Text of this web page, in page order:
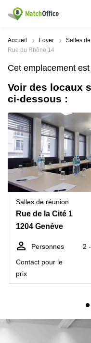
Rechercher / publier
Pages
de
Bureau
Centre
d'affaires
Coworking
Salle
de
réunion
Bureau
virtuel
Villes
Populaires
Location
bureau
Bureau
à louer
Genève
Bureau à
louer
Lausanne
Coworking
Zurich
Genève
Coworking
Coworking
Basel
Coworking
Recherches
populaires
Voie du
Chariot 3
Place de
la Gare
12
Lausanne
Rue du
Pré-de-
la-
1
Genève
Rue de
1
Place
Aide
Qui sommes-nous?
Publier un local
Prix
Connexion
Choisissez une langue
Switzerland
Accueil Loyer Salles
Rue du Rhône 14
Cet emplacement
Voir des locaux
ci-dessous :
Salles de réunion
Rue de la Cité 1
1204 Genève
Personnes
2
Contact pour le
prix